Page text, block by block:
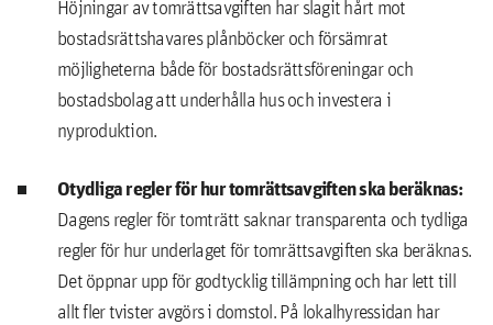
Höjningar av tomrättsavgiften har slagit hårt mot
bostadsrättshavares plånböcker och försämrat
möjligheterna både för bostadsrättsföreningar och
bostadsbolag att underhålla hus och investera i
nyproduktion.
Otydliga regler för hur tomrättsavgiften ska beräknas:
Dagens regler för tomträtt saknar transparenta och tydliga
regler för hur underlaget för tomrättsavgiften ska beräknas.
Det öppnar upp för godtycklig tillämpning och har lett till
allt fler tvister avgörs i domstol. På lokalhyressidan har